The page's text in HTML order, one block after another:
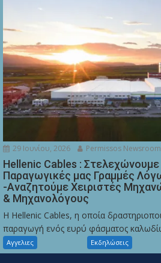
29 Ιουνίου, 2026 Permissos Newsroom
Hellenic Cables : Στελεχώνουμε
Παραγωγικές μας Γραμμές
-Αναζητούμε Χειριστές
& Μηχανολόγους
Η Hellenic Cables, η οποία
παραγωγή ενός ευρύ φάσματος
Αγγελιες Εκδηλώσεις